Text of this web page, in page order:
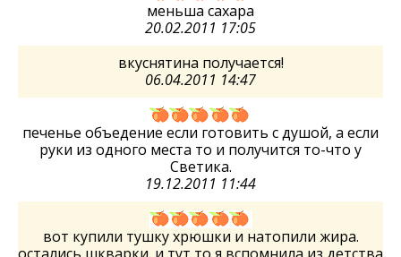
меньша сахара
20.02.2011 17:05
вкуснятина получается!
06.04.2011 14:47
печенье объедение если готовить с душой, а если
руки из одного места то и получится то-что у
Светика.
19.12.2011 11:44
вот купили тушку хрюшки и натопили жира.